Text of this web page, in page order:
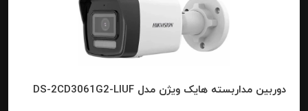
دوربین مداربسته هایک ویژن مدل DS-2CD3061G2-LIUF